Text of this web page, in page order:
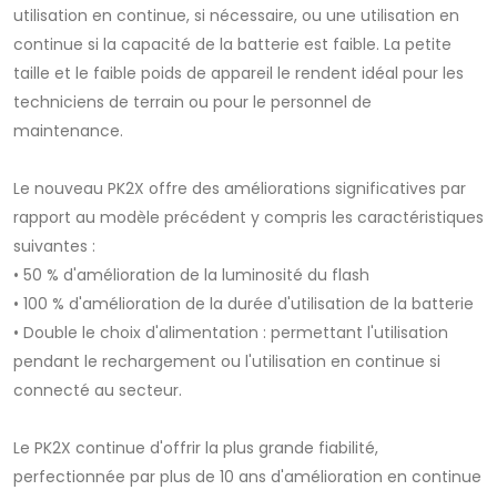
utilisation en continue, si nécessaire, ou une utilisation en
continue si la capacité de la batterie est faible. La petite
taille et le faible poids de appareil le rendent idéal pour les
techniciens de terrain ou pour le personnel de
maintenance.
Le nouveau PK2X offre des améliorations significatives par
rapport au modèle précédent y compris les caractéristiques
suivantes :
• 50 % d'amélioration de la luminosité du flash
• 100 % d'amélioration de la durée d'utilisation de la batterie
• Double le choix d'alimentation : permettant l'utilisation
pendant le rechargement ou l'utilisation en continue si
connecté au secteur.
Le PK2X continue d'offrir la plus grande fiabilité,
perfectionnée par plus de 10 ans d'amélioration en continue